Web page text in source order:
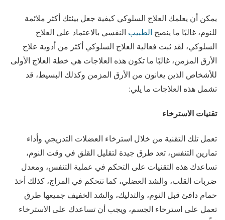
يمكن أن يعلمك العلاج السلوكي كيفية جعل بيئتك أكثر ملائمة
للنوم، غالبًا ما ينصح الطبيب النفسي بالاعتماد على العلاج
السلوكي، لقد ثبت فعالية العلاج السلوكي أكثر من أدوية علاج
الأرق المزمن، غالبًا ما تكون هذه العلاجات هي خطة العلاج الأولى
للأشخاص الذين يعانون من الأرق المزمن وكذلك البسيط، قد
تشمل هذه العلاجات ما يلي:
تقنيات الاسترخاء
تعمل تلك التقنية من خلال استرخاء العضلات التدريجي وأداء
تمارين التنفس، تعد طرق جيدة لتقليل القلق في وقت النوم،
تساعدك هذه التقنيات على التحكم في عملية التنفس، ومعدل
ضربات القلب، والشد العضلي، كما تتحكم في المزاج، كذلك أخذ
حمام دافئ قبل النوم، والتدليك، والشد الخفيف جميعها طرق
تعمل على استرخاء الجسم، ويجب أن تساعدك على الاسترخاء